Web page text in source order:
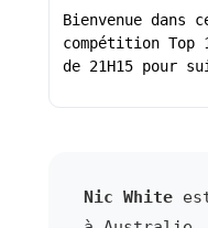
Bienvenue dans
compétition
de 21H15 pour
Nic Whiteest